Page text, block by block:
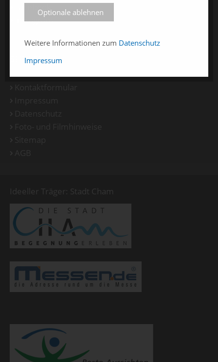
Facebook
Instagram
SERVICE
Ideeller Träger: Stadt Cham
Optionale ablehnen
Weitere Informationen zum Datenschutz
Impressum